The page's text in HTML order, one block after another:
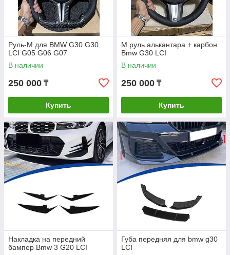
Руль-M для BMW G30 G30
LCI G05 G06 G07
В наличии
250 000 ₸
Купить
М руль алькантара + карбон
Bmw G30 LCI
В наличии
250 000 ₸
Купить
Накладка на передний
бампер Bmw 3 G20 LCI
Губа передняя для bmw g30
LCI